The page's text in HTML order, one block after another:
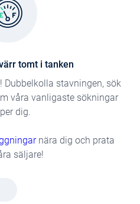
tomt i tanken
Dubbelkolla stavningen, sök
våra vanligaste sökningar
dig.
nära dig och prata
säljare!